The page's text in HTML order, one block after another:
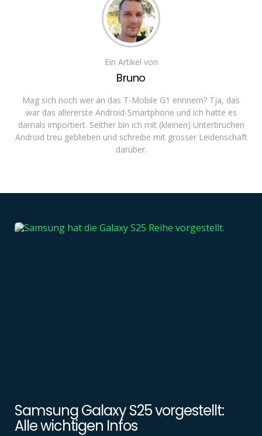
Ein Artikel von
Bruno
Mag sich noch wer an das T-Mobile G1 erinnern? Tja, das
war das allererste Android-Smartphone und ich hatte es
damals importiert. Seither bin ich mit (kleinen) Unterbrüchen
Android treu geblieben und schreibe mit grosser Leidenschaft
darüber.
Samsung Galaxy S25 vorgestellt:
Alle wichtigen Infos